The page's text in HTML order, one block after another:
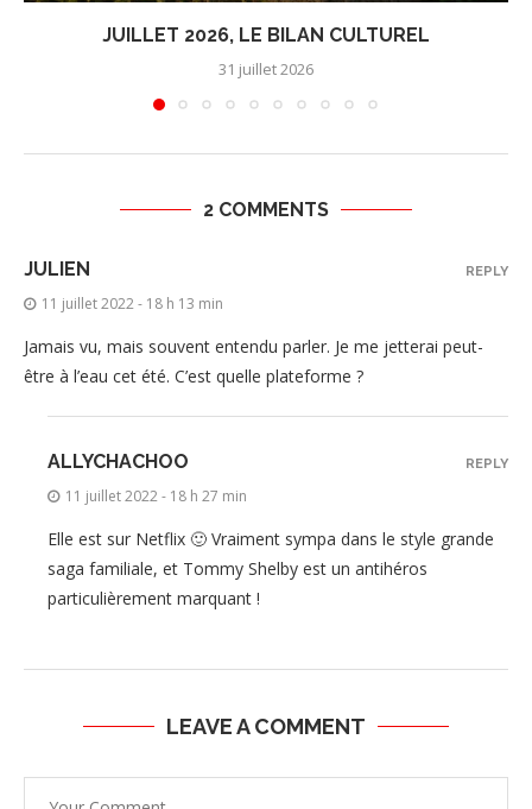
JUILLET 2026, LE BILAN CULTUREL
31 juillet 2026
2 COMMENTS
JULIEN
11 juillet 2022 - 18 h 13 min
Jamais vu, mais souvent entendu parler. Je me jetterai peut-
être à l’eau cet été. C’est quelle plateforme ?
REPLY
ALLYCHACHOO
11 juillet 2022 - 18 h 27 min
Elle est sur Netflix 🙂 Vraiment sympa dans le style grande
saga familiale, et Tommy Shelby est un antihéros
particulièrement marquant !
REPLY
LEAVE A COMMENT